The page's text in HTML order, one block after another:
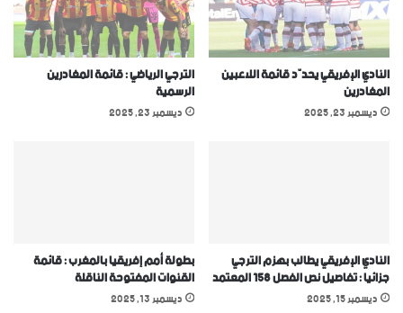
النادي الإفريقي يحدّد قائمة اللاعبين
المغادرين
ديسمبر 23, 2025
الترجي الرياضي : قائمة المغادرين
الرسمية
ديسمبر 23, 2025
النادي الإفريقي يطالب بهزم الترجي
جزائيا : تفاصيل نص الفصل 158 المعتمد
ديسمبر 15, 2025
بطولة أمم إفريقيا بالمغرب : قائمة
القنوات المفتوحة الناقلة
ديسمبر 13, 2025